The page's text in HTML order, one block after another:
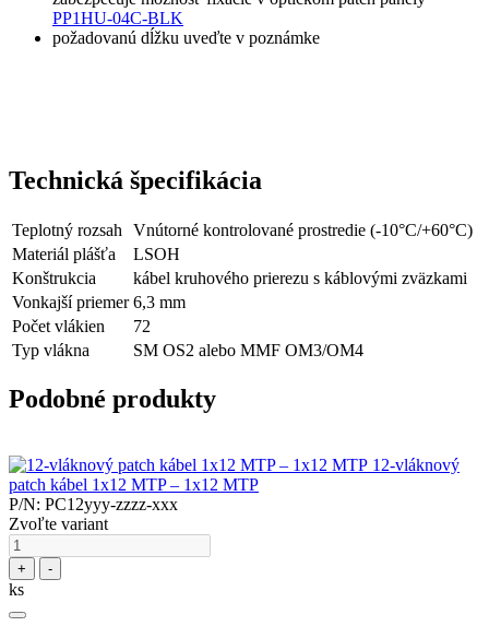
PP1HU-04C-BLK
požadovanú dĺžku uveďte v poznámke
Technická špecifikácia
Teplotný rozsah
Vnútorné kontrolované prostredie (-10°C/+60°C)
Materiál plášťa
LSOH
Konštrukcia
kábel kruhového prierezu s káblovými zväzkami
Vonkajší priemer 6,3 mm
Počet vlákien
72
Typ vlákna
SM OS2 alebo MMF OM3/OM4
Podobné produkty
12-vláknový
patch kábel 1x12 MTP – 1x12 MTP
P/N: PC12yyy-zzzz-xxx
Zvoľte variant
+ -
ks